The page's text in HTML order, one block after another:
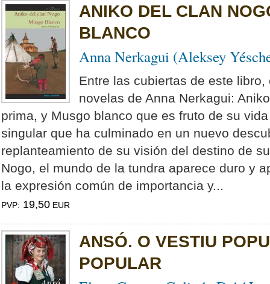
ANIKO DEL CLAN
BLANCO
Anna Nerkagui (Aleksey
Entre las cubiertas de este
novelas de Anna Nerkagui:
prima, y Musgo blanco que es fruto de su
singular que ha culminado en un nuevo
replanteamiento de su visión del destino de
Nogo, el mundo de la tundra aparece duro y
la expresión común de importancia y...
PVP: 19,50 EUR
ANSÓ. O VESTIU
POPULAR